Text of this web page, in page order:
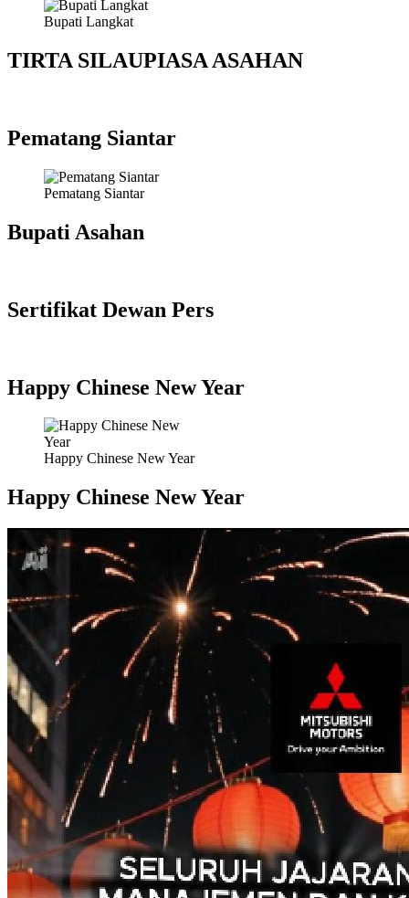
Bupati Langkat
TIRTA SILAUPIASA ASAHAN
Pematang Siantar
Pematang Siantar
Bupati Asahan
Sertifikat Dewan Pers
Happy Chinese New Year
Happy Chinese New Year
Happy Chinese New Year